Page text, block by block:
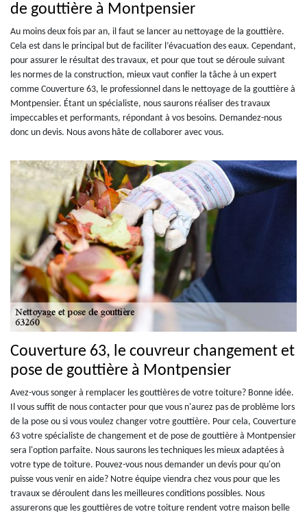
de gouttière à Montpensier
Au moins deux fois par an, il faut se lancer au nettoyage de la gouttière.
Cela est dans le principal but de faciliter l’évacuation des eaux. Cependant,
pour assurer le résultat des travaux, et pour que tout se déroule suivant
les normes de la construction, mieux vaut confier la tâche à un expert
comme Couverture 63, le professionnel dans le nettoyage de la gouttière à
Montpensier. Étant un spécialiste, nous saurons réaliser des travaux
impeccables et performants, répondant à vos besoins. Demandez-nous
donc un devis. Nous avons hâte de collaborer avec vous.
Couverture 63, le couvreur changement et
pose de gouttière à Montpensier
Avez-vous songer à remplacer les gouttières de votre toiture? Bonne idée.
Il vous suffit de nous contacter pour que vous n'aurez pas de problème lors
de la pose ou si vous voulez changer votre gouttière. Pour cela, Couverture
63 votre spécialiste de changement et de pose de gouttière à Montpensier
sera l'option parfaite. Nous saurons les techniques les mieux adaptées à
votre type de toiture. Pouvez-vous nous demander un devis pour qu'on
puisse vous venir en aide? Notre équipe viendra chez vous pour que les
travaux se déroulent dans les meilleures conditions possibles. Nous
assurerons que les gouttières de votre toiture rendent votre maison belle